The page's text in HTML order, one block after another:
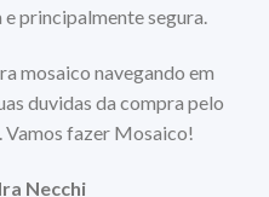
e principalmente segura.
mosaico navegando em
duvidas da compra pelo
fazer Mosaico!
Necchi